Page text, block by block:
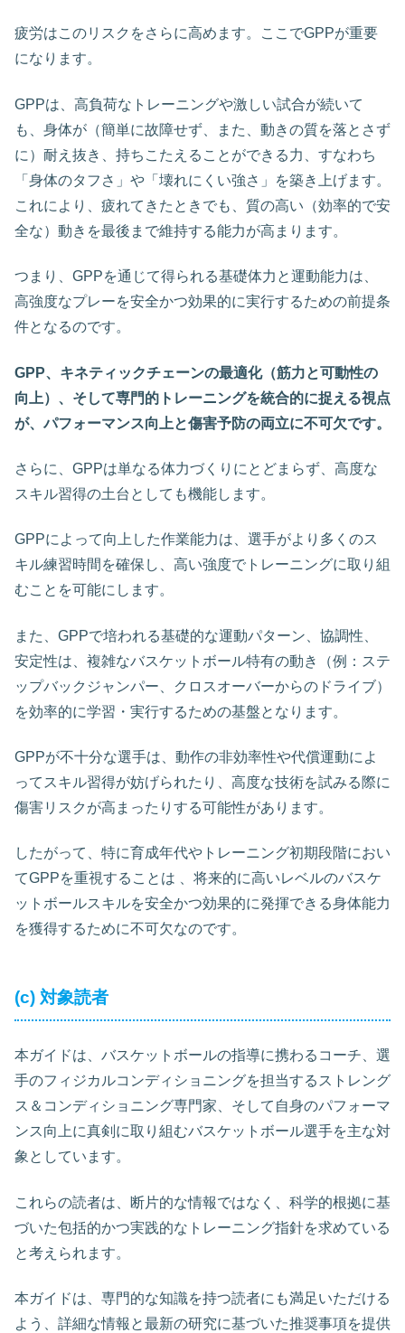
疲労はこのリスクをさらに高めます。ここでGPPが重要
になります。
GPPは、高負荷なトレーニングや激しい試合が続いて
も、身体が（簡単に故障せず、また、動きの質を落とさず
に）耐え抜き、持ちこたえることができる力、すなわち
「身体のタフさ」や「壊れにくい強さ」を築き上げます。
これにより、疲れてきたときでも、質の高い（効率的で安
全な）動きを最後まで維持する能力が高まります。
つまり、GPPを通じて得られる基礎体力と運動能力は、
高強度なプレーを安全かつ効果的に実行するための前提条
件となるのです。
GPP、キネティックチェーンの最適化（筋力と可動性の
向上）、そして専門的トレーニングを統合的に捉える視点
が、パフォーマンス向上と傷害予防の両立に不可欠です。
さらに、GPPは単なる体力づくりにとどまらず、高度な
スキル習得の土台としても機能します。
GPPによって向上した作業能力は、選手がより多くのス
キル練習時間を確保し、高い強度でトレーニングに取り組
むことを可能にします。
また、GPPで培われる基礎的な運動パターン、協調性、
安定性は、複雑なバスケットボール特有の動き（例：ステ
ップバックジャンパー、クロスオーバーからのドライブ）
を効率的に学習・実行するための基盤となります。
GPPが不十分な選手は、動作の非効率性や代償運動によ
ってスキル習得が妨げられたり、高度な技術を試みる際に
傷害リスクが高まったりする可能性があります。
したがって、特に育成年代やトレーニング初期段階におい
てGPPを重視することは 、将来的に高いレベルのバスケ
ットボールスキルを安全かつ効果的に発揮できる身体能力
を獲得するために不可欠なのです。
(c) 対象読者
本ガイドは、バスケットボールの指導に携わるコーチ、選
手のフィジカルコンディショニングを担当するストレング
ス＆コンディショニング専門家、そして自身のパフォーマ
ンス向上に真剣に取り組むバスケットボール選手を主な対
象としています。
これらの読者は、断片的な情報ではなく、科学的根拠に基
づいた包括的かつ実践的なトレーニング指針を求めている
と考えられます。
本ガイドは、専門的な知識を持つ読者にも満足いただける
よう、詳細な情報と最新の研究に基づいた推奨事項を提供